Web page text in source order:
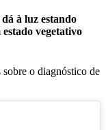
à luz estando
vegetativo
o diagnóstico de